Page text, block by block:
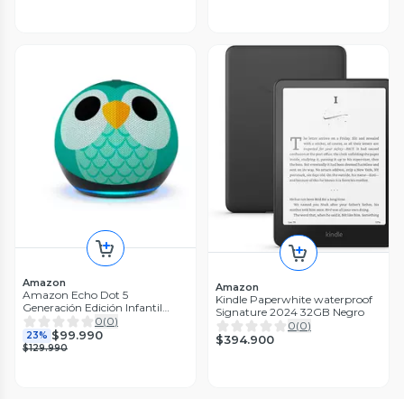
Amazon
Amazon Echo Dot 5
Generación Edición Infantil
Diseño Buho 0(0)
23% $99.990
$129.990
Amazon
Kindle Paperwhite waterproof
Signature 2024 32GB Negro
0(0)
$394.900